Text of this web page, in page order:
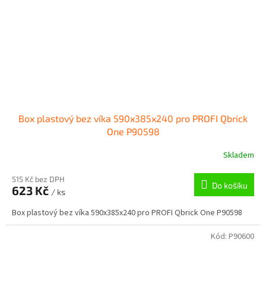
Box plastový bez víka 590x385x240 pro PROFI Qbrick
One P90598
Skladem
515 Kč bez DPH
623 Kč / ks
Do košíku
Box plastový bez víka 590x385x240 pro PROFI Qbrick One P90598
Kód: P90600